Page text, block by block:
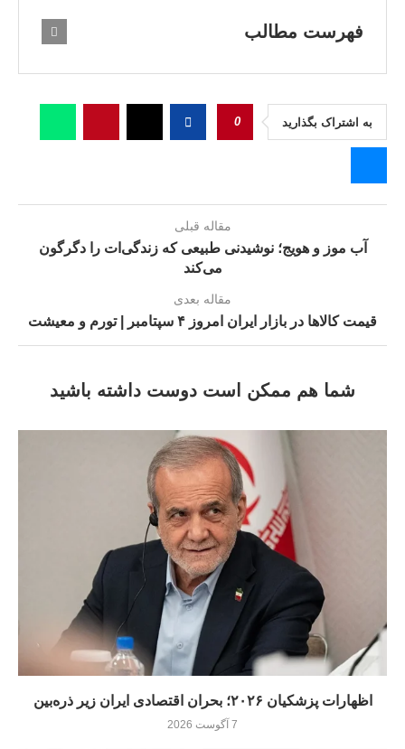
فهرست مطالب
به اشتراک بگذارید 0
مقاله قبلی
آب موز و هویج؛ نوشیدنی طبیعی که زندگی‌ات را دگرگون
می‌کند
مقاله بعدی
قیمت کالاها در بازار ایران امروز ۴ سپتامبر | تورم و معیشت
شما هم ممکن است دوست داشته باشید
اظهارات پزشکیان ۲۰۲۶؛ بحران اقتصادی ایران زیر ذره‌بین
7 آگوست 2026